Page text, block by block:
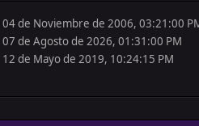
04 de Noviembre de 2006, 03:21:00
07 de Agosto de 2026, 01:31:00 PM
12 de Mayo de 2019, 10:24:15 PM